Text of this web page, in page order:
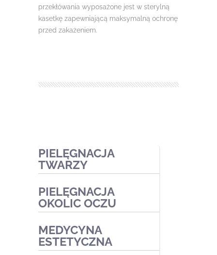
przekłówania wyposażone jest w sterylną
kasetkę zapewniającą maksymalną ochronę
przed zakażeniem.
PIELĘGNACJA
TWARZY
Zabiegi ekspresowe
Zabiegi pielęgnacyjne
Zabiegi oczyszczające
Zabiegi przeciwtrądzikowe2
PIELĘGNACJA
OKOLIC OCZU
Zabiegi kosmetyczne
Zabiegi medyczne
MEDYCYNA
ESTETYCZNA